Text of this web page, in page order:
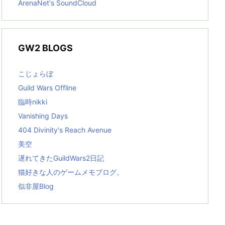
ArenaNet's SoundCloud
GW2 BLOGS
こじょらぼ
Guild Wars Offline
臨時nikki
Vanishing Days
404 Divinity's Reach Avenue
美空
遅れてきたGuildWars2日記
猫好きな人のゲームメモブログ。
似非屋Blog